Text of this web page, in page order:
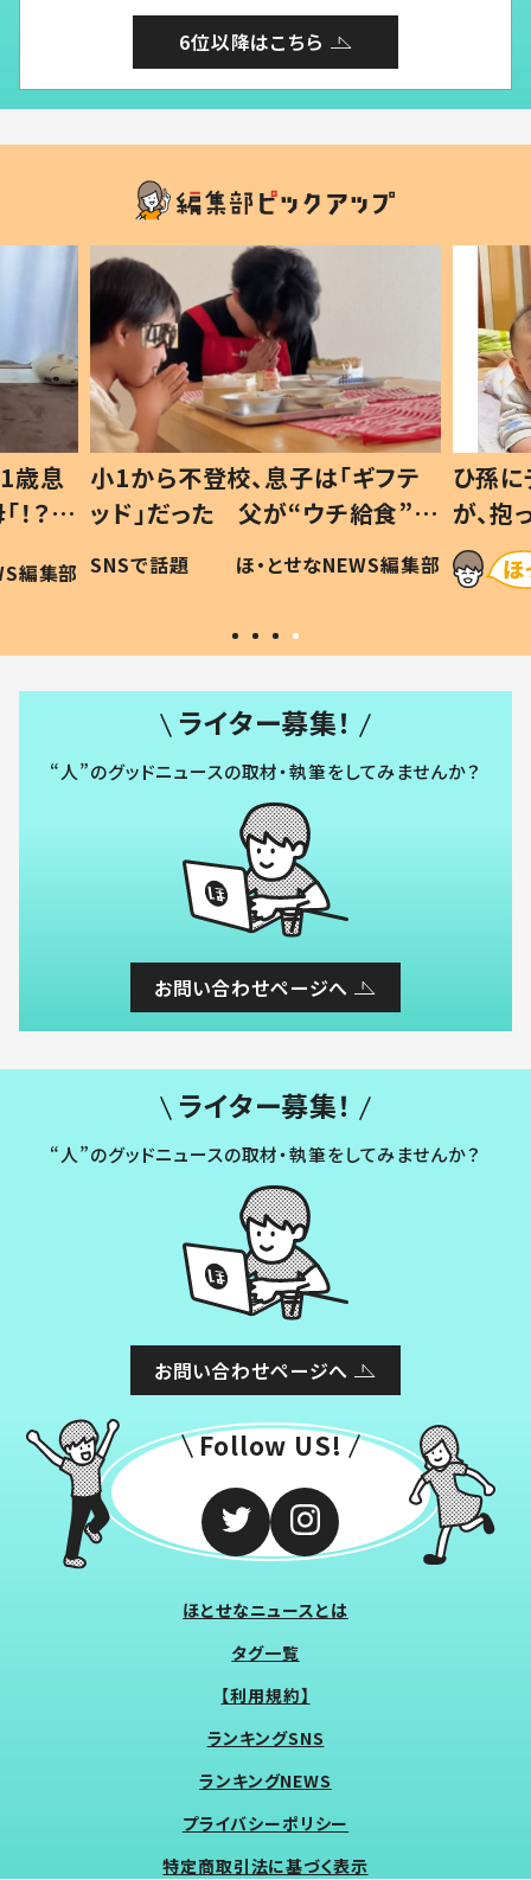
6位以降はこちら
歳息
？」
編集部
小1から不登校、息子は「ギフテ
ッド」だった 父が“ウチ給食”を
作り続ける理由とは #令和の親
#令和の子
SNSで話題 ほ・とせなNEWS編集部
ひ孫
が、
「涙が
い」
ライター募集！
“人”のグッドニュースの取材・執筆をしてみませんか？
お問い合わせページへ
ライター募集！
“人”のグッドニュースの取材・執筆をしてみませんか？
お問い合わせページへ
Follow US!
ほとせなニュースとは
タグ一覧
【利用規約】
ランキングSNS
ランキングNEWS
プライバシーポリシー
特定商取引法に基づく表示